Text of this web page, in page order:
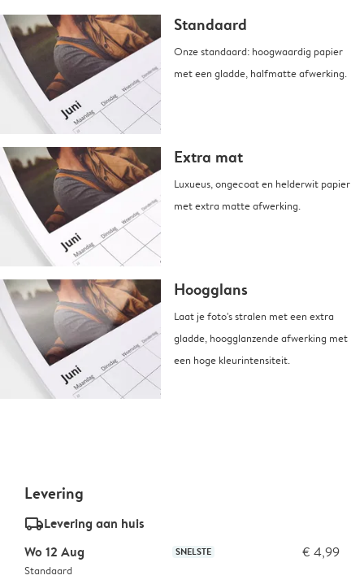
Standaard
Onze standaard: hoogwaardig papier
met een gladde, halfmatte afwerking.
Extra mat
Luxueus, ongecoat en helderwit papier
met extra matte afwerking.
Hoogglans
Laat je foto's stralen met een extra
gladde, hoogglanzende afwerking met
een hoge kleurintensiteit.
Levering
delivery_standard_v2Levering aan huis
Wo 12 Aug
SNELSTE € 4,99
Standaard